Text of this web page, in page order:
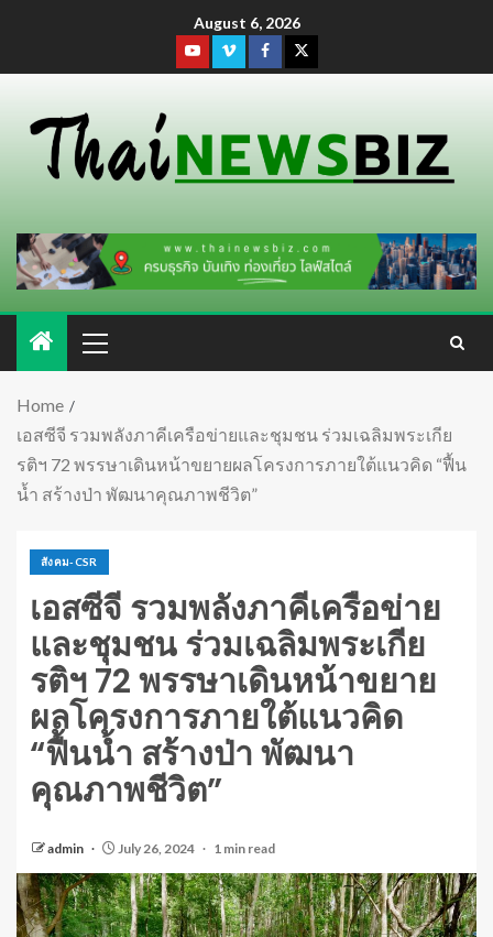
August 6, 2026
Home
เอสซีจี รวมพลังภาคีเครือข่ายและชุมชน ร่วมเฉลิมพระเกีย
รติฯ 72 พรรษาเดินหน้าขยายผลโครงการภายใต้แนวคิด “ฟื้น
น้ำ สร้างป่า พัฒนาคุณภาพชีวิต”
สังคม-CSR
เอสซีจี รวมพลังภาคีเครือข่าย
และชุมชน ร่วมเฉลิมพระเกีย
รติฯ 72 พรรษาเดินหน้าขยาย
ผลโครงการภายใต้แนวคิด
“ฟื้นน้ำ สร้างป่า พัฒนา
คุณภาพชีวิต”
admin July 26, 2024 1 min read